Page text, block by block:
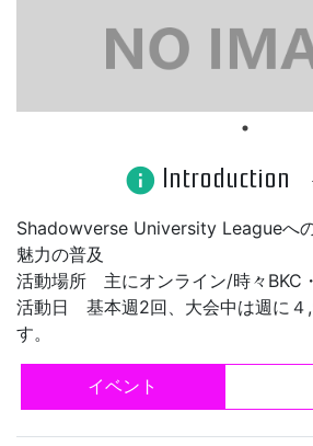
info Introduction
Shadowverse University Leagueへ
魅力の普及
活動場所 主にオンライン/時々BKC
活動日 基本週2回、大会中は週に４
す。
イベント